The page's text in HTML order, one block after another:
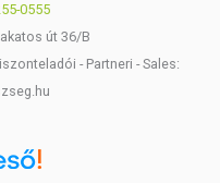
0555
út 36/B
- Partneri - Sales: